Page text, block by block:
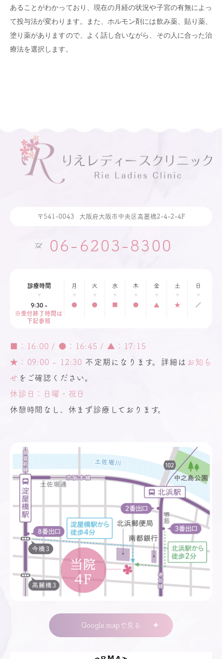
あることがわかっており、現在の月経の状況や子宮の有無によっ
て投与法が変わります。また、ホルモン剤には飲み薬、貼り薬、
塗り薬がありますので、よく話し合いながら、その人に合った治
療法を選択します。
〒541-0043 大阪府大阪市中央区高麗橋2-4-2-4F
06-6203-8300
診療時間 月 火 水 木 金 土 日
9:30 -
※受付終了時間は
下記参照
● ● ● ▲ ★ ／
■：16:00 / ●：16:45 / ▲：17:15
★：09:00 - 12:30 不定期になります。詳細は お知ら
せ をご確認ください。
休診日：
日曜・祝日
休憩時間なし、休まず診療しております。
Google mapで見る